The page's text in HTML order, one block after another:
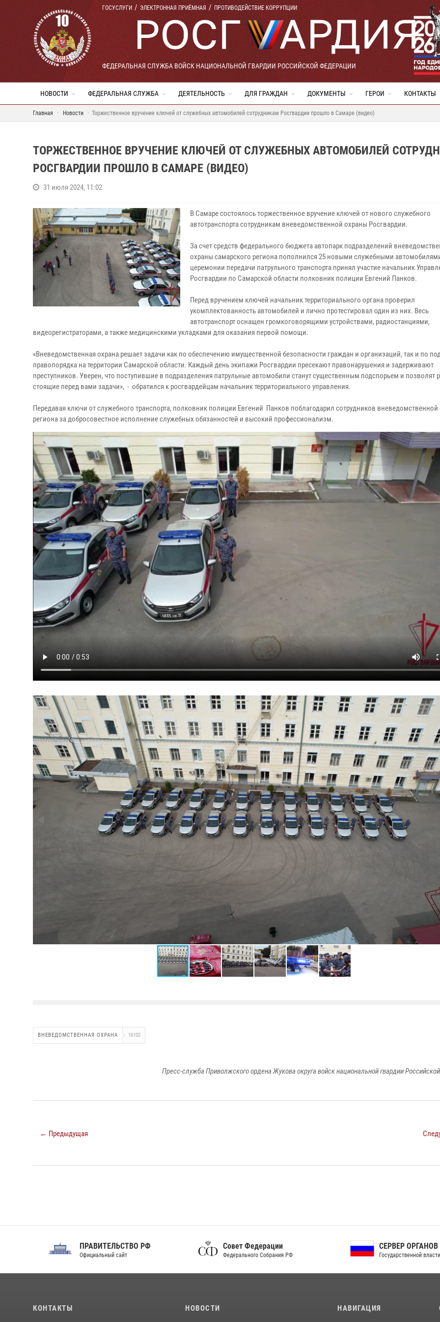
ГОСУСЛУГИ ЭЛЕКТРОННАЯ ПРИЁМНАЯ ПРОТИВОДЕЙСТВИЕ КОРРУПЦИИ
ФЕДЕРАЛЬНАЯ СЛУЖБА ВОЙСК НАЦИОНАЛЬНОЙ ГВАРДИИ РОССИЙСКОЙ ФЕДЕРАЦИИ
НОВОСТИ ФЕДЕРАЛЬНАЯ СЛУЖБА ДЕЯТЕЛЬНОСТЬ ДЛЯ ГРАЖДАН ДОКУМЕНТЫ ГЕРОИ КОНТАКТЫ
Главная Новости Торжественное вручение ключей от служебных автомобилей сотрудникам Росгвардии прошло в Самаре (видео)
ТОРЖЕСТВЕННОЕ ВРУЧЕНИЕ КЛЮЧЕЙ ОТ СЛУЖЕБНЫХ АВТОМОБИЛЕЙ
РОСГВАРДИИ ПРОШЛО В САМАРЕ (ВИДЕО)
31 июля 2024, 11:02
В Самаре состоялось торжественное вручение ключей от нового служебного
автотранспорта сотрудникам вневедомственной охраны Росгвардии.
За счет средств федерального бюджета автопарк подразделений
охраны самарского региона пополнился 25 новыми служебными
церемонии передачи патрульного транспорта принял участие начальник
Росгвардии по Самарской области полковник полиции Евгений Панков.
Перед вручением ключей начальник территориального органа проверил
укомплектованность автомобилей и лично протестировал один из них. Весь
автотранспорт оснащен громкоговорящими устройствами, радиостанциями,
видеорегистраторами, а также медицинскими укладками для оказания первой помощи.
«Вневедомственная охрана решает задачи как по обеспечению имущественной безопасности граждан и организаций, так и по
правопорядка на территории Самарской области. Каждый день экипажи Росгвардии пресекают правонарушения и задерживают
преступников. Уверен, что поступившие в подразделения патрульные автомобили станут существенным подспорьем и позволят
стоящие перед вами задачи», - обратился к росгвардейцам начальник территориального управления.
Передавая ключи от служебного транспорта, полковник полиции Евгений Панков поблагодарил сотрудников
региона за добросовестное исполнение служебных обязанностей и высокий профессионализм.
ВНЕВЕДОМСТВЕННАЯ ОХРАНА 16102
Пресс-служба Приволжского ордена Жукова округа войск национальной гвардии
← Предыдущая
ПРАВИТЕЛЬСТВО РФ
Официальный сайт
Совет Федерации
Федерального Собрания РФ
СЕРВЕР ОРГАНОВ
Государственной власти РФ
КОНТАКТЫ НОВОСТИ НАВИГАЦИЯ